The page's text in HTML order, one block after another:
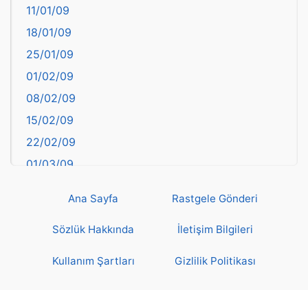
başkentler
Batman
Bayburt
Bilecik
Bingöl
Bitlis
Bolu
Burdur
Çankırı
Çorum
11/01/09
18/01/09
25/01/09
01/02/09
08/02/09
15/02/09
22/02/09
01/03/09
22/03/09
Ana Sayfa Rastgele Gönderi
Sözlük Hakkında İletişim Bilgileri
Kullanım Şartları Gizlilik Politikası